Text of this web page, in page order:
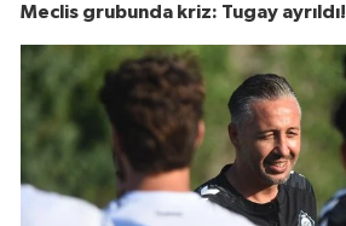
Meclis grubunda kriz: Tugay ayrıldı!